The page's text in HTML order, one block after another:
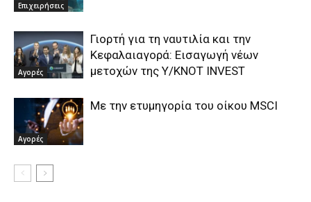
Επιχειρήσεις
Αγορές
Γιορτή για τη ναυτιλία και την
Κεφαλαιαγορά: Εισαγωγή νέων
μετοχών της Υ/ΚΝΟΤ INVEST
Αγορές
Με την ετυμηγορία του οίκου MSCI